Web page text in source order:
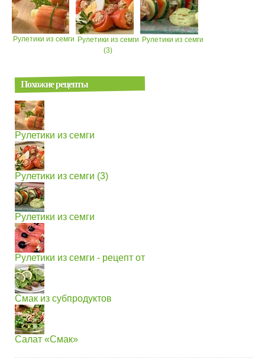
Рулетики из семги Рулетики из семги
(3)
Рулетики из семги
Похожие рецепты
Рулетики из семги
Рулетики из семги (3)
Рулетики из семги
Рулетики из семги - рецепт от
Смак из субпродуктов
Салат «Смак»